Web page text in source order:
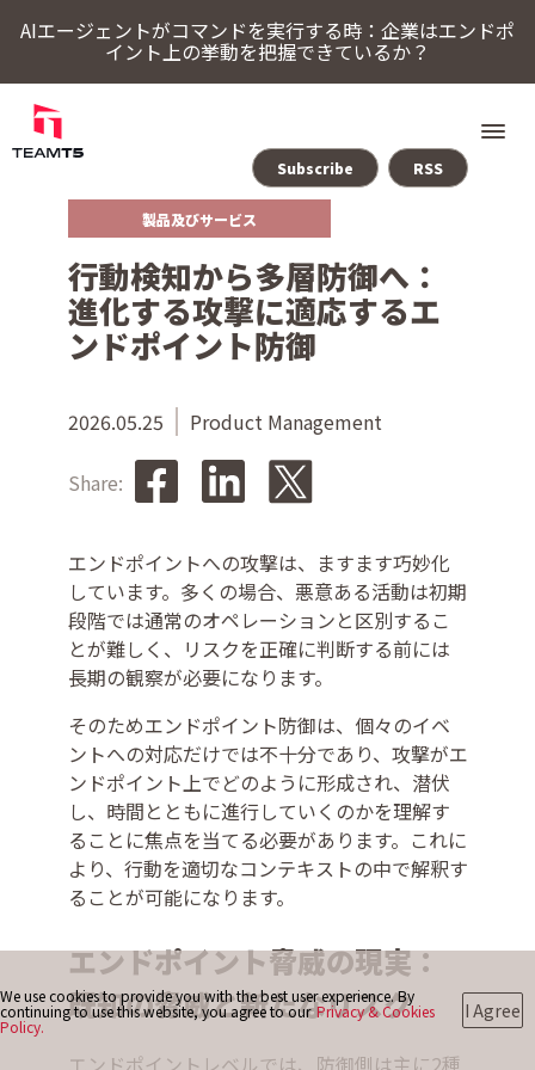
AIエージェントがコマンドを実行する時：企業はエンドポ
イント上の挙動を把握できているか？
ソリューション
TeamT5について
最新情報
お問い合わせ
製品及びサービス
Subscribe RSS
行動検知から多層防御へ：
進化する攻撃に適応するエ
ンドポイント防御
2026.05.25 Product Management
Share:
エンドポイントへの攻撃は、ますます巧妙化
しています。多くの場合、悪意ある活動は初期
段階では通常のオペレーションと区別するこ
とが難しく、リスクを正確に判断する前には
長期の観察が必要になります。
そのためエンドポイント防御は、個々のイベ
ントへの対応だけでは不十分であり、攻撃がエ
ンドポイント上でどのように形成され、潜伏
し、時間とともに進行していくのかを理解す
ることに焦点を当てる必要があります。これに
より、行動を適切なコンテキストの中で解釈す
ることが可能になります。
エンドポイント脅威の現実：
既知の脅威と新たなリスク
エンドポイントレベルでは、防御側は主に2種
We use cookies to provide you with the best user experience. By
continuing to use this website, you agree to our Privacy & Cookies
Policy.
I Agree